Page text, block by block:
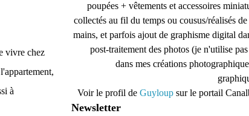
vivre chez
à
poupées + vêtements et accessoires
collectés au fil du temps ou cousus/réalisés de
mains, et parfois ajout de graphisme digital
post-traitement des photos (je n'utilise
dans mes créations
Voir le profil de Guyloup sur le portail
Newsletter